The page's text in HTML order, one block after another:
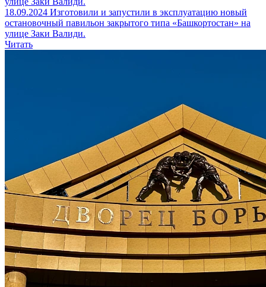
18.09.2024 Изготовили и запустили в эксплуатацию новый
остановочный павильон закрытого типа «Башкортостан» на
улице Заки Валиди.
Читать